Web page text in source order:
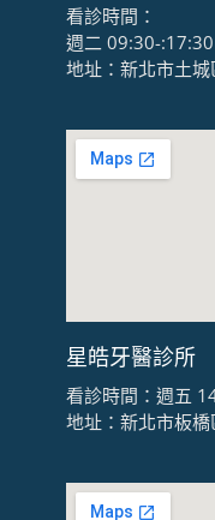
看診時間：
週二 09:30-
地址：新北市土
星皓牙醫診所
看診時間：週五
地址：新北市板